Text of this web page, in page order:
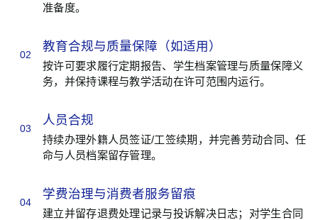
准备度。
02
教育合规与质量保障（如适用）
按许可要求履行定期报告、学生档案管理与质量保障义
务，并保持课程与教学活动在许可范围内运行。
03
人员合规
持续办理外籍人员签证/工签续期，并完善劳动合同、任
命与人员档案留存管理。
04
学费治理与消费者服务留痕
建立并留存退费处理记录与投诉解决日志；对学生合同